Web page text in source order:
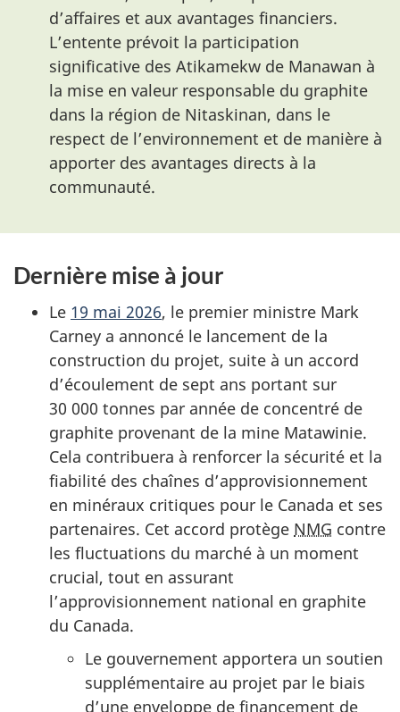
d’affaires et aux avantages financiers.
L’entente prévoit la participation
significative des Atikamekw de Manawan à
la mise en valeur responsable du graphite
dans la région de Nitaskinan, dans le
respect de l’environnement et de manière à
apporter des avantages directs à la
communauté.
Dernière mise à jour
Le 19 mai 2026, le premier ministre Mark
Carney a annoncé le lancement de la
construction du projet, suite à un accord
d’écoulement de sept ans portant sur
30 000 tonnes par année de concentré de
graphite provenant de la mine Matawinie.
Cela contribuera à renforcer la sécurité et la
fiabilité des chaînes d’approvisionnement
en minéraux critiques pour le Canada et ses
partenaires. Cet accord protège NMG contre
les fluctuations du marché à un moment
crucial, tout en assurant
l’approvisionnement national en graphite
du Canada.
Le gouvernement apportera un soutien
supplémentaire au projet par le biais
d’une enveloppe de financement de